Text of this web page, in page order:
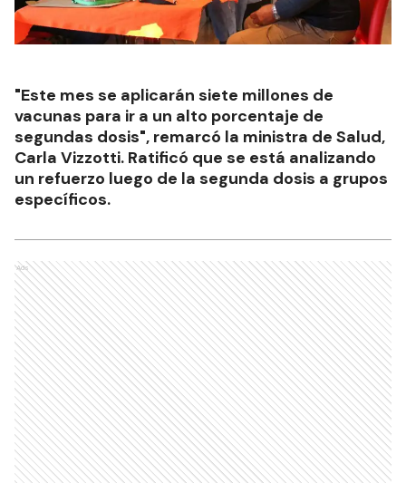
"Este mes se aplicarán siete millones de
vacunas para ir a un alto porcentaje de
segundas dosis", remarcó la ministra de Salud,
Carla Vizzotti. Ratificó que se está analizando
un refuerzo luego de la segunda dosis a grupos
específicos.
Ads